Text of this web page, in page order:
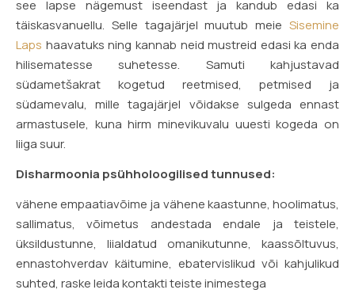
see lapse nägemust iseendast ja kandub edasi ka
täiskasvanuellu. Selle tagajärjel muutub meie Sisemine
Laps haavatuks ning kannab neid mustreid edasi ka enda
hilisematesse suhetesse. Samuti kahjustavad
südametšakrat kogetud reetmised, petmised ja
südamevalu, mille tagajärjel võidakse sulgeda ennast
armastusele, kuna hirm minevikuvalu uuesti kogeda on
liiga suur.
Disharmoonia psühholoogilised tunnused:
vähene empaatiavõime ja vähene kaastunne, hoolimatus,
sallimatus, võimetus andestada endale ja teistele,
üksildustunne, liialdatud omanikutunne, kaassõltuvus,
ennastohverdav käitumine, ebatervislikud või kahjulikud
suhted, raske leida kontakti teiste inimestega